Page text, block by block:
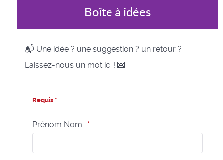
Boîte à idées
📬 Une idée ? une suggestion ? un retour ?
Laissez-nous un mot ici ! 💌
Requis *
Prénom Nom